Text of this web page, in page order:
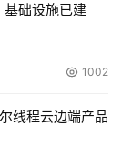
面应用程序时
以上，整体性
核心将全
优化。
础设施已建
1002
线程云边端产品